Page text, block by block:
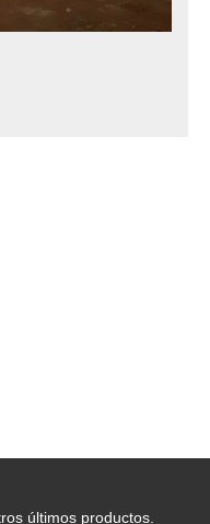
últimos productos.